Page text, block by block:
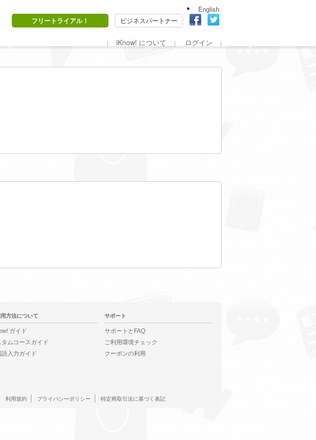
English
フリートライアル！
ビジネスパートナー
iKnow! について ログイン
方法について
ガイド
タムコースガイド
語入力ガイド
サポート
サポートとFAQ
ご利用環境チェック
クーポンの利用
利用規約 プライバシーポリシー 特定商取引法に基づく表記